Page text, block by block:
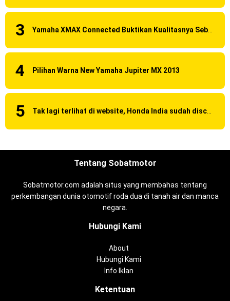
Yamaha XMAX Connected Buktikan Kualitasnya Sebagai Skutik Terbaik di Level Tertinggi
Pilihan Warna New Yamaha Jupiter MX 2013
Tak lagi terlihat di website, Honda India sudah discontinue CBR 150R dan 250R ?
Tentang Sobatmotor
Sobatmotor.com adalah situs yang membahas tentang
perkembangan dunia otomotif roda dua di tanah air dan manca
negara.
Hubungi Kami
About
Hubungi Kami
Info Iklan
Ketentuan